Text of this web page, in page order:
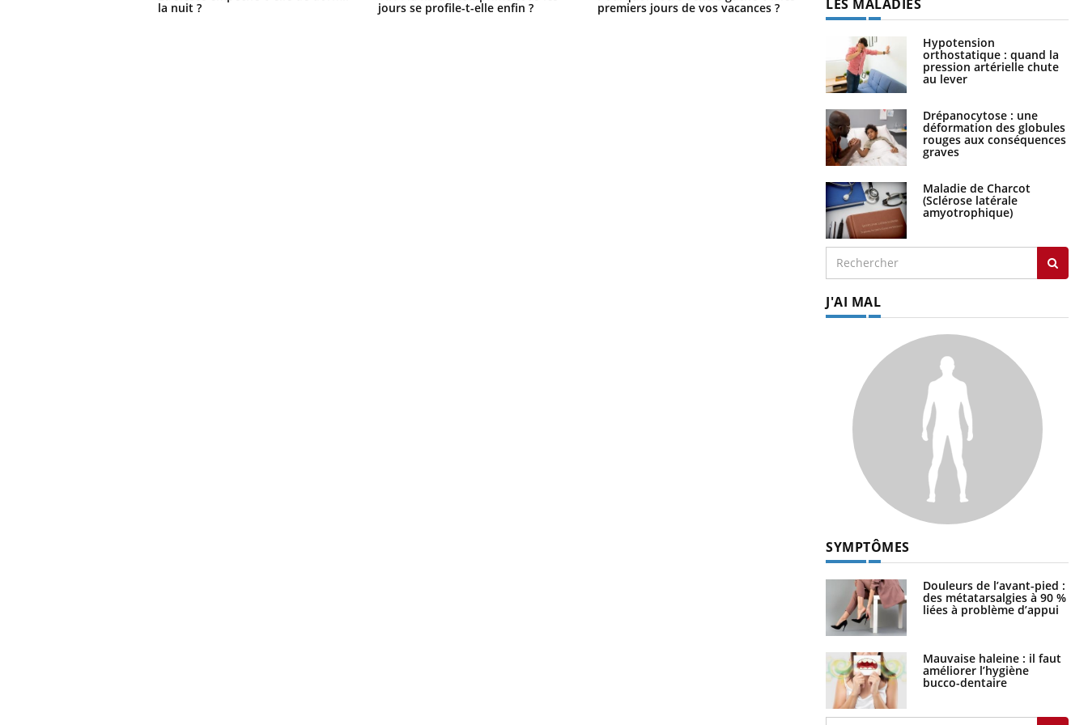
la nuit ? jours se profile-t-elle enfin ? premiers jours de vos vacances ? de noyade grimpe-t-il ?
LES MALADIES
Hypotension
orthostatique : quand la
pression artérielle chute
au lever
Drépanocytose : une
déformation des globules
rouges aux conséquences
graves
Maladie de Charcot
(Sclérose latérale
amyotrophique)
J'AI MAL
SYMPTÔMES
Douleurs de l’avant-pied :
des métatarsalgies à 90 %
liées à problème d’appui
Mauvaise haleine : il faut
améliorer l’hygiène
bucco-dentaire